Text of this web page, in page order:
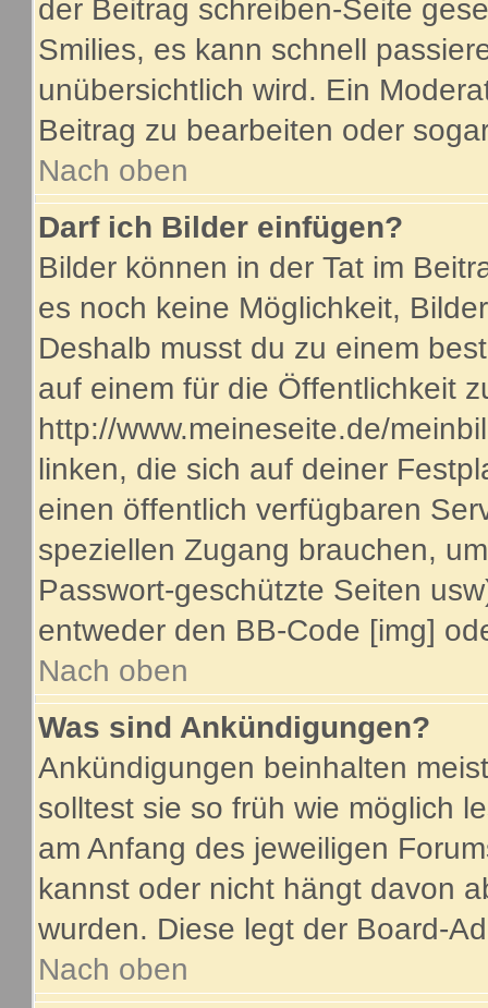
der Beitrag schreiben-Seite
Smilies, es kann schnell
unübersichtlich wird. Ein
Beitrag zu bearbeiten oder
Nach oben
Darf ich Bilder einfügen?
Bilder können in der Tat im
es noch keine Möglichkeit,
Deshalb musst du zu einem
auf einem für die Öffentlichkeit
http://www.meineseite.de/
linken, die sich auf deiner
einen öffentlich verfügbaren
speziellen Zugang brauchen,
Passwort-geschützte Seiten
entweder den BB-Code [img]
Nach oben
Was sind Ankündigungen?
Ankündigungen beinhalten
solltest sie so früh wie möglich
am Anfang des jeweiligen
kannst oder nicht hängt davon
wurden. Diese legt der Board-
Nach oben